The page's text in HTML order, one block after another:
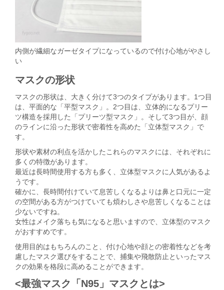
内側が繊細なガーゼタイプになっているので付け心地がやさし
い
マスクの形状
マスクの形状は、大きく分けて3つのタイプがあります。1つ目
は、平面的な「平型マスク」。2つ目は、立体的になるプリー
ツ構造を採用した「プリーツ型マスク」。そして3つ目が、顔
のラインに沿った形状で密着性を高めた「立体型マスク」で
す。
形状や素材の利点を活かしたこれらのマスクには、それぞれに
多くの特徴があります。
最近は長時間使用する方も多く、立体型マスクに人気があるよ
うです。
確かに、長時間付けていて息苦しくなるよりは鼻と口元に一定
の空間がある方がつけていても煩わしさや息苦しくなることは
少ないですね。
女性はメイク落ちも気になると思いますので、立体型のマスク
がおすすめです。
使用目的はもちろんのこと、付け心地や顔との密着性などを考
慮したマスク選びをすることで、捕集や飛散防止といったマス
クの効果を格段に高めることができます。
<最強マスク「N95」マスクとは>